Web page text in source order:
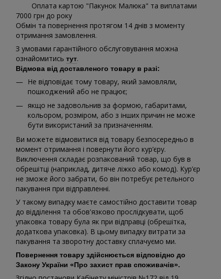
Оплата картою "Пакунок Малюка" та виплатами
7000 грн до року
Обмін та повернення протягом 14 днів з моменту
отримання замовлення.
З умовами гарантійного обслуговування можна
ознайомитись тут.
Відмова від доставленого товару в разі:
Не відповідає тому товару, який замовляли,
пошкоджений або не працює;
якщо не задовольнив за формою, габаритами,
кольором, розміром, або з інших причин не може
бути використаний за призначенням.
Ви можете відмовитися від товару безпосередньо в
момент отримання і повернути його кур’єру.
Виключення складає розпакований товар, що був в
обрешітці (наприклад, дитяче ліжко або комод). Кур’єр
не зможе його забрати, бо він потребує ретельного
пакування при відправленні.
У такому випадку маєте самостійно доставити товар
до відділення та обов'язково прослідкувати, щоб
упаковка товару була як при відправці (обрешітка,
додаткова упаковка). В цьому випадку витрати за
пакування та зворотну доставку сплачуємо ми.
Повернення товару здійснюється відповідно до
Закону України «Про захист прав споживачів».